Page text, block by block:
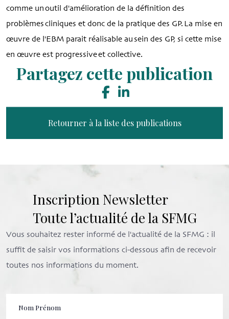
comme un outil d'amélioration de la définition des
problèmes cliniques et donc de la pratique des GP. La mise en
œuvre de l'EBM parait réalisable au sein des GP, si cette mise
en œuvre est progressive et collective.
Partagez cette publication
Retourner à la liste des publications
Inscription Newsletter
Toute l’actualité de la SFMG
Vous souhaitez rester informé de l'actualité de la SFMG : il
suffit de saisir vos informations ci-dessous afin de recevoir
toutes nos informations du moment.